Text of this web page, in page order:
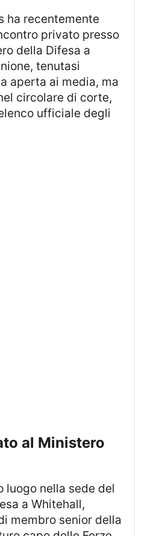
privato presso
della Difesa a
tenutasi
aperta ai media, ma
circolare di corte,
ufficiale degli
a Whitehall,
membro senior della